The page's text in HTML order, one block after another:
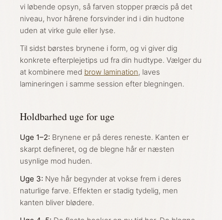
vi løbende opsyn, så farven stopper præcis på det
niveau, hvor hårene forsvinder ind i din hudtone
uden at virke gule eller lyse.
Til sidst børstes brynene i form, og vi giver dig
konkrete efterplejetips ud fra din hudtype. Vælger du
at kombinere med brow lamination, laves
lamineringen i samme session efter blegningen.
Holdbarhed uge for uge
Uge 1–2: Brynene er på deres reneste. Kanten er
skarpt defineret, og de blegne hår er næsten
usynlige mod huden.
Uge 3: Nye hår begynder at vokse frem i deres
naturlige farve. Effekten er stadig tydelig, men
kanten bliver blødere.